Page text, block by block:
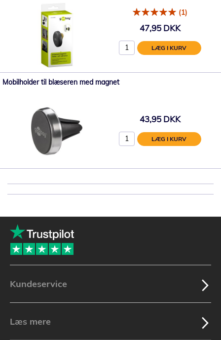
(1)
47,95 DKK
LÆG I KURV
Mobilholder til blæseren med magnet
43,95 DKK
LÆG I KURV
Kundeservice
Læs mere